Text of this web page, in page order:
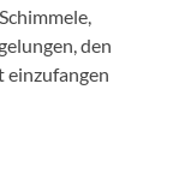
den
einzufangen